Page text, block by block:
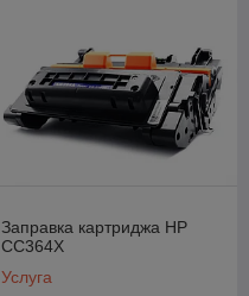
Заправка картриджа HP
CC364X
Услуга